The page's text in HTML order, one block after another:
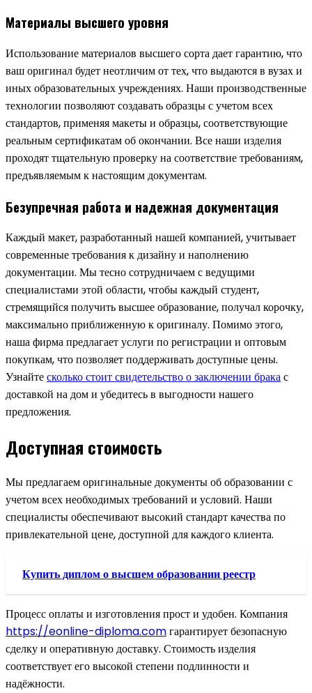
Материалы высшего уровня
Использование материалов высшего сорта дает гарантию, что
ваш оригинал будет неотличим от тех, что выдаются в вузах и
иных образовательных учреждениях. Наши производственные
технологии позволяют создавать образцы с учетом всех
стандартов, применяя макеты и образцы, соответствующие
реальным сертификатам об окончании. Все наши изделия
проходят тщательную проверку на соответствие требованиям,
предъявляемым к настоящим документам.
Безупречная работа и надежная документация
Каждый макет, разработанный нашей компанией, учитывает
современные требования к дизайну и наполнению
документации. Мы тесно сотрудничаем с ведущими
специалистами этой области, чтобы каждый студент,
стремящийся получить высшее образование, получал корочку,
максимально приближенную к оригиналу. Помимо этого,
наша фирма предлагает услуги по регистрации и оптовым
покупкам, что позволяет поддерживать доступные цены.
Узнайтесколько стоит свидетельство о заключении бракас
доставкой на дом и убедитесь в выгодности нашего
предложения.
Доступная стоимость
Мы предлагаем оригинальные документы об образовании с
учетом всех необходимых требований и условий. Наши
специалисты обеспечивают высокий стандарт качества по
привлекательной цене, доступной для каждого клиента.
Купить диплом о высшем образовании реестр
Процесс оплаты и изготовления прост и удобен. Компания
https://eonline-diploma.comгарантирует безопасную
сделку и оперативную доставку. Стоимость изделия
соответствует его высокой степени подлинности и
надёжности.